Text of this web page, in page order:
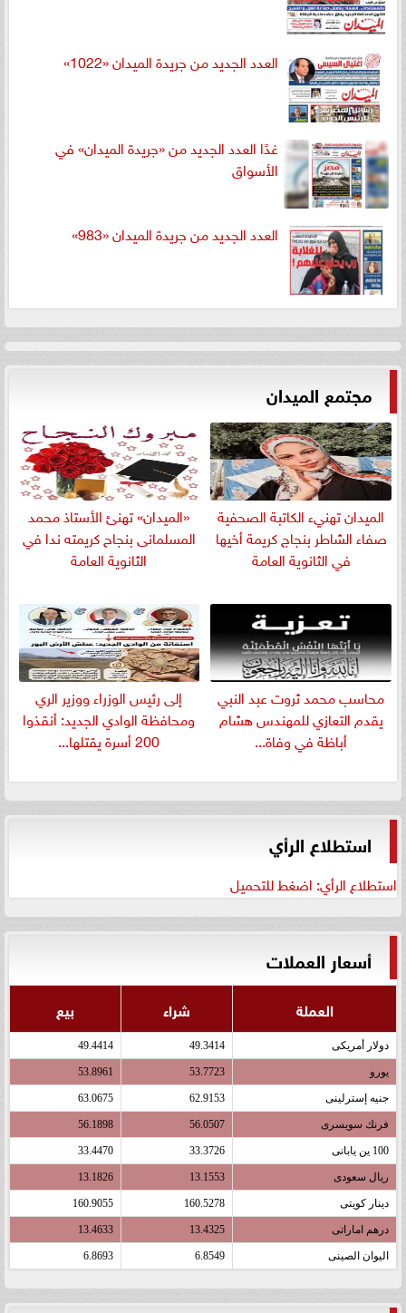
العدد الجديد من جريدة الميدان «1022»
غدًا العدد الجديد من «جريدة الميدان» في
الأسواق
العدد الجديد من جريدة الميدان «983»
مجتمع الميدان
الميدان تهنيء الكاتبة الصحفية
صفاء الشاطر بنجاج كريمة أخيها
في الثانوية العامة
«الميدان» تهنئ الأستاذ محمد
المسلمانى بنجاح كريمته ندا في
الثانوية العامة
​محاسب محمد ثروت عبد النبي
يقدم التعازي للمهندس هشام
أباظة في وفاة...
إلى رئيس الوزراء ووزير الري
ومحافظة الوادي الجديد: أنقذوا
200 أسرة يقتلها...
استطلاع الرأي
استطلاع الرأي: اضغط للتحميل
أسعار العملات
العملة شراء بيع
دولار أمريكى 49.3414
49.4414
يورو 53.7723
53.8961
جنيه إسترلينى 62.9153
63.0675
فرنك سويسرى 56.0507
56.1898
100 ين يابانى 33.3726
33.4470
ريال سعودى 13.1553
13.1826
دينار كويتى 160.5278
160.9055
درهم اماراتى 13.4325
13.4633
اليوان الصينى 6.8549
6.8693